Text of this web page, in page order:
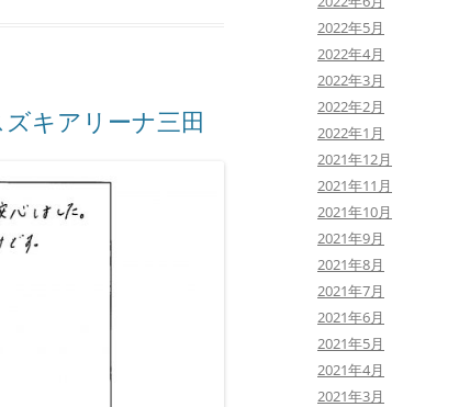
アリーナ三田
2022年5月
2022年4月
2022年3月
2022年2月
2022年1月
2021年12月
2021年11月
2021年10月
2021年9月
2021年8月
2021年7月
2021年6月
2021年5月
2021年4月
2021年3月